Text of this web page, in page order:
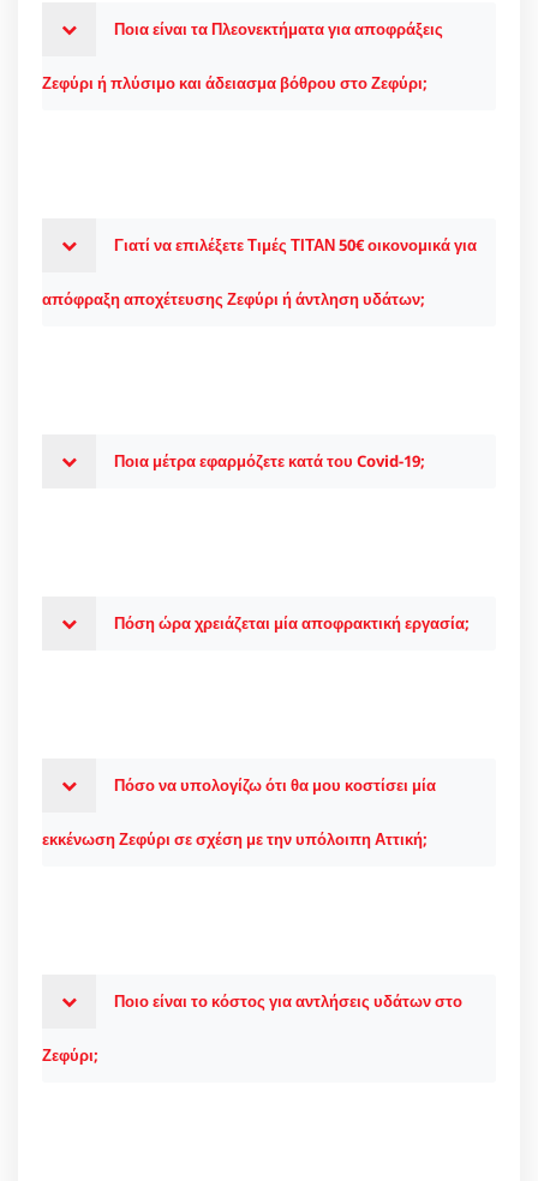
Ποια είναι τα Πλεονεκτήματα για αποφράξεις
Ζεφύρι ή πλύσιμο και άδειασμα βόθρου στο Ζεφύρι;
Γιατί να επιλέξετε Τιμές ΤΙΤΑΝ 50€ οικονομικά για
απόφραξη αποχέτευσης Ζεφύρι ή άντληση υδάτων;
Ποια μέτρα εφαρμόζετε κατά του Covid-19;
Πόση ώρα χρειάζεται μία αποφρακτική εργασία;
Πόσο να υπολογίζω ότι θα μου κοστίσει μία
εκκένωση Ζεφύρι σε σχέση με την υπόλοιπη Αττική;
Ποιο είναι το κόστος για αντλήσεις υδάτων στο
Ζεφύρι;